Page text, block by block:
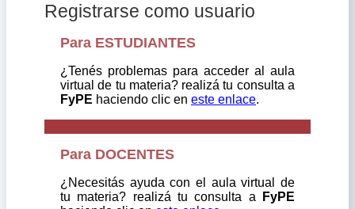
Registrarse como usuario
Para ESTUDIANTES
¿Tenés problemas para acceder al aula
virtual de tu materia?realizá tu consulta a
FyPE haciendo clic en este enlace.
Para DOCENTES
¿Necesitás ayuda con el aula virtual de
tu materia? realizá tu consulta a
FyPE